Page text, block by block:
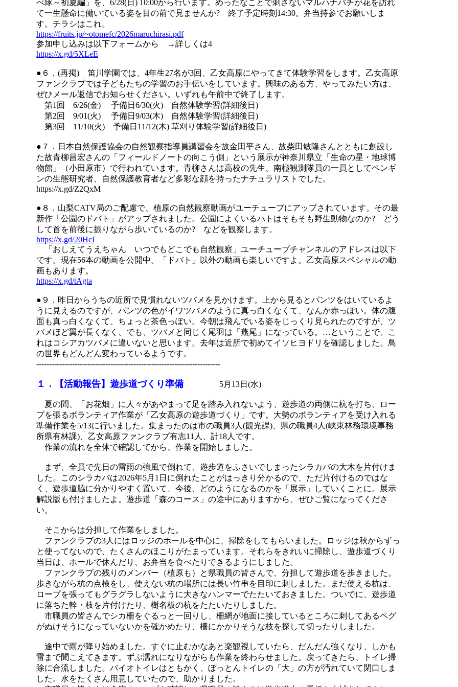
べ隊～初夏編」を、6/28(日) 10:00から行います。めったなことで刺さないマルハナバチが花を訪れ
て一生懸命に働いている姿を目の前で見ませんか? 終了予定時刻14:30。弁当持参でお願いしま
す。チラシはこれ。
https://fruits.jp/~otomefc/2026maruchirasi.pdf
参加申し込みは以下フォームから →詳しくは4
https://x.gd/5XLeE
●６．(再掲) 笛川学園では、4年生27名が3回、乙女高原にやってきて体験学習をします。乙女高原
ファンクラブでは子どもたちの学習のお手伝いをしています。興味のある方、やってみたい方は、
ぜひメール返信でお知らせください。いずれも午前中で終了します。
第1回 6/26(金) 予備日6/30(火) 自然体験学習(詳細後日)
第2回 9/01(火) 予備日9/03(木) 自然体験学習(詳細後日)
第3回 11/10(火) 予備日11/12(木) 草刈り体験学習(詳細後日)
●７．日本自然保護協会の自然観察指導員講習会を故金田平さん、故柴田敏隆さんとともに創設し
た故青柳昌宏さんの「フィールドノートの向こう側」という展示が神奈川県立「生命の星・地球博
物館」（小田原市）で行われています。青柳さんは高校の先生、南極観測隊員の一員としてペンギ
ンの生態研究者、自然保護教育者など多彩な顔を持ったナチュラリストでした。
https://x.gd/Z2QxM
●８．山梨CATV局のご配慮で、植原の自然観察動画がユーチューブにアップされています。その最
新作「公園のドバト」がアップされました。公園によくいるハトはそもそも野生動物なのか? どう
して首を前後に振りながら歩いているのか? などを観察します。
https://x.gd/20HcI
「おしえてうえちゃん いつでもどこでも自然観察」ユーチューブチャンネルのアドレスは以下
です。現在56本の動画を公開中。「ドバト」以外の動画も楽しいですよ。乙女高原スペシャルの動
画もあります。
https://x.gd/tAgta
●９．昨日からうちの近所で見慣れないツバメを見かけます。上から見るとパンツをはいているよ
うに見えるのですが、パンツの色がイワツバメのように真っ白くなくて、なんか赤っぽい。体の腹
面も真っ白くなくて、ちょっと茶色っぽい。今朝は飛んでいる姿をじっくり見られたのですが、ツ
バメほど翼が長くなく、でも、ツバメと同じく尾羽は「燕尾」になっている。…ということで、こ
れはコシアカツバメに違いないと思います。去年は近所で初めてイソヒヨドリを確認しました。鳥
の世界もどんどん変わっているようです。
------------------------------------------------------------------------
１．【活動報告】遊歩道づくり準備 5月13日(水)
夏の間、「お花畑」に人々があやまって足を踏み入れないよう、遊歩道の両側に杭を打ち、ロー
プを張るボランティア作業が「乙女高原の遊歩道づくり」です。大勢のボランティアを受け入れる
準備作業を5/13に行いました。集まったのは市の職員3人(観光課)、県の職員4人(峡東林務環境事務
所県有林課)、乙女高原ファンクラブ有志11人、計18人です。
作業の流れを全体で確認してから、作業を開始しました。
まず、全員で先日の雷雨の強風で倒れて、遊歩道をふさいでしまったシラカバの大木を片付けま
した。このシラカバは2026年5月1日に倒れたことがはっきり分かるので、ただ片付けるのではな
く、遊歩道脇に分かりやすく置いて、今後、どのようになるのかを「展示」していくことに。展示
解説版も付けましたよ。遊歩道「森のコース」の途中にありますから、ぜひご覧になってくださ
い。
そこからは分担して作業をしました。
ファンクラブの3人にはロッジのホールを中心に、掃除をしてもらいました。ロッジは秋からずっ
と使ってないので、たくさんのほこりがたまっています。それらをきれいに掃除し、遊歩道づくり
当日は、ホールで休んだり、お弁当を食べたりできるようにしました。
ファンクラブの残りのメンバー（植原も）と県職員の皆さんで、分担して遊歩道を歩きました。
歩きながら杭の点検をし、使えない杭の場所には長い竹串を目印に刺しました。まだ使える杭は、
ロープを張ってもグラグラしないように大きなハンマーでたたいておきました。ついでに、遊歩道
に落ちた幹・枝を片付けたり、樹名板の杭をたたいたりしました。
市職員の皆さんでシカ柵をぐるっと一回りし、柵網が地面に接しているところに刺してあるペグ
がぬけそうになっていないかを確かめたり、柵にかかりそうな枝を探して切ったりしました。
途中で雨が降り始めました。すぐに止むかなあと楽観視していたら、だんだん強くなり、しかも
雷まで聞こえてきます。ずぶ濡れになりながらも作業を終わらせました。戻ってきたら、トイレ掃
除に合流しました。バイオトイレはともかく、ぼっとんトイレの「大」の方が汚れていて閉口しま
した。水をたくさん用意していたので、助かりました。